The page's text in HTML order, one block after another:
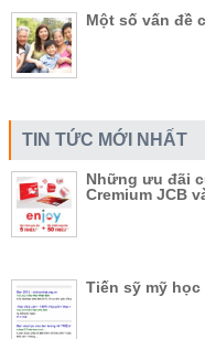
Một số vấn đề
TIN TỨC MỚI NHẤT
Những ưu đãi
Cremium JCB
Tiến sỹ mỹ